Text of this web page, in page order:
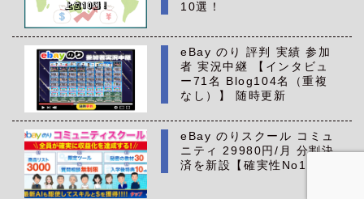
10選！
eBay のり 評判 実績 参加
者 実況中継 【インタビュ
ー71名 Blog104名（重複
なし）】 随時更新
eBay のりスクール コミュ
ニティ 29980円/月 分割決
済を新設【確実性No1】